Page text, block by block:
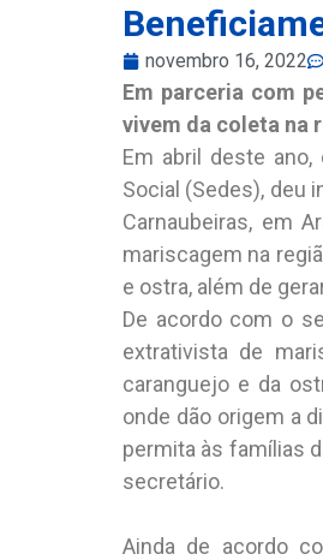
novembro 16, 2022
Em parceria com
vivem da coleta na
Em abril deste
Social (Sedes), deu
Carnaubeiras, em
mariscagem na
e ostra, além de
De acordo com o
extrativista de
caranguejo e da
onde dão origem a
permita às famílias
secretário.
Ainda de acordo